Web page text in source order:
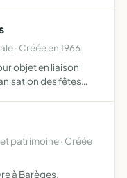
· Créée en 1966
objet en liaison
des fêtes
patrimoine · Créée
à Barèges,